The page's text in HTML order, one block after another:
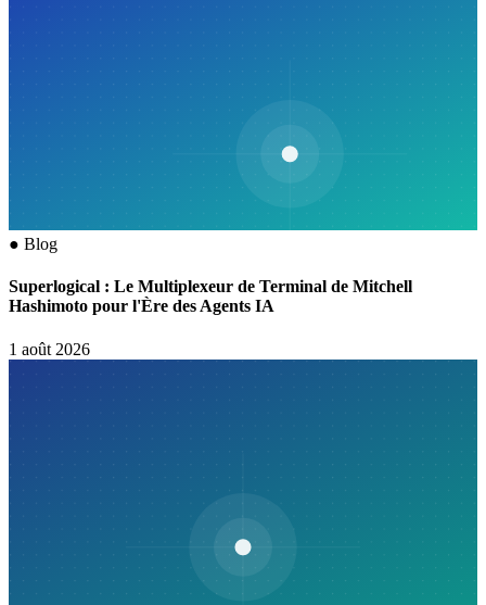
● Blog
Superlogical : Le Multiplexeur de Terminal de Mitchell
Hashimoto pour l'Ère des Agents IA
1 août 2026